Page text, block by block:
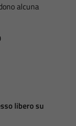
alcuna
libero su